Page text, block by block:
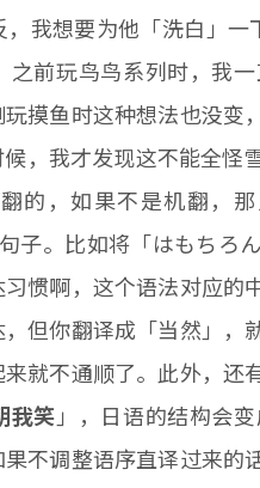
，我想要为他「洗白」
之前玩鸟鸟系列时，我
摸鱼时这种想法也没变
候，我才发现这不能全
的，如果不是机翻，
子。比如将「はもちろ
惯啊，这个语法对应
但你翻译成「当然」，
就不通顺了。此外，
我笑 」，日语的结构会
不调整语序直译过来的